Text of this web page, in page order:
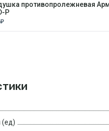
противопролежневая
P
(ед)